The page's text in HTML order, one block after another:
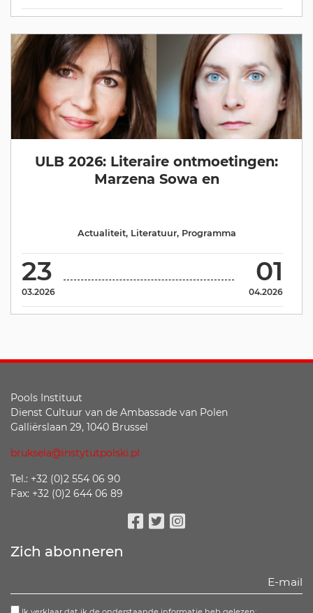
ULB 2026: Literaire ontmoetingen:
Marzena Sowa en
23
03.2026
01
04.2026
Actualiteit, Literatuur, Programma
Pools Instituut
Dienst Cultuur van de Ambassade van Polen
Galliërslaan 29, 1040 Brussel
bruksela@instytutpolski.pl
Tel.: +32 (0)2 554 06 90
Fax: +32 (0)2 644 06 89
Zich abonneren